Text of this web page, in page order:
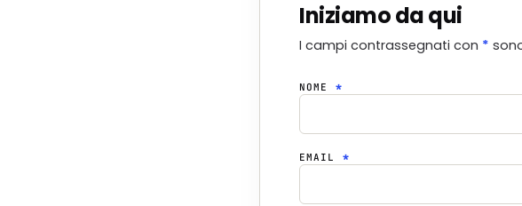
Iniziamo da qui
I campi contrassegnati con *
NOME *
EMAIL *